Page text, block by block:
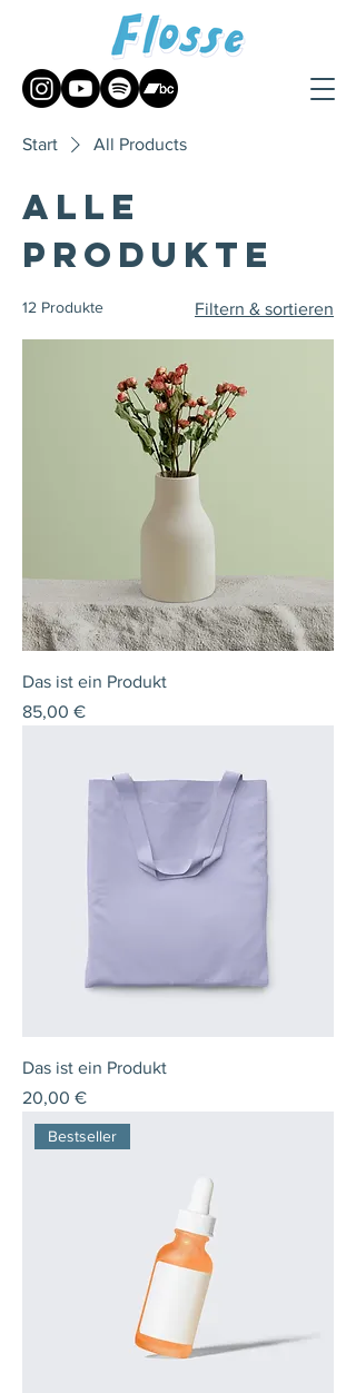
Start All Products
Alle
Produkte
12 Produkte Filtern & sortieren
Das ist ein Produkt
Preis
85,00 €
Das ist ein Produkt
Preis
20,00 €
Bestseller